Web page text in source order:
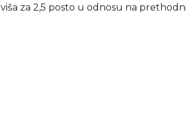
viša za 2,5 posto u odnosu na